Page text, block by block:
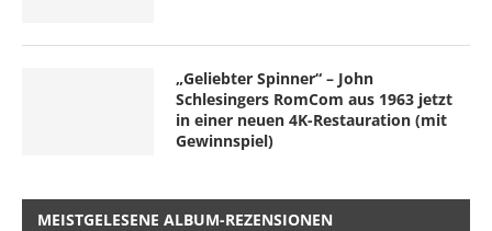
„Geliebter Spinner“ – John
Schlesingers RomCom aus 1963 jetzt
in einer neuen 4K-Restauration (mit
Gewinnspiel)
MEISTGELESENE ALBUM-REZENSIONEN